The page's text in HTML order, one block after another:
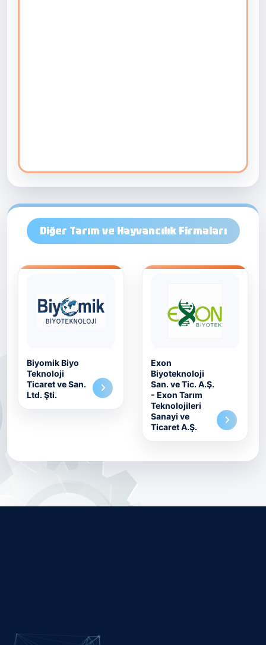
Diğer Tarım ve Hayvancılık Firmaları
Biyomik Biyo
Teknoloji
Ticaret ve San.
Ltd. Şti.
Exon
Biyoteknoloji
San. ve Tic. A.Ş.
- Exon Tarım
Teknolojileri
Sanayi ve
Ticaret A.Ş.